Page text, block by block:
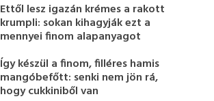
Ettől lesz igazán krémes a rakott
krumpli: sokan kihagyják ezt a
mennyei finom alapanyagot
Így készül a finom, filléres hamis
mangóbefőtt: senki nem jön rá,
hogy cukkiniből van